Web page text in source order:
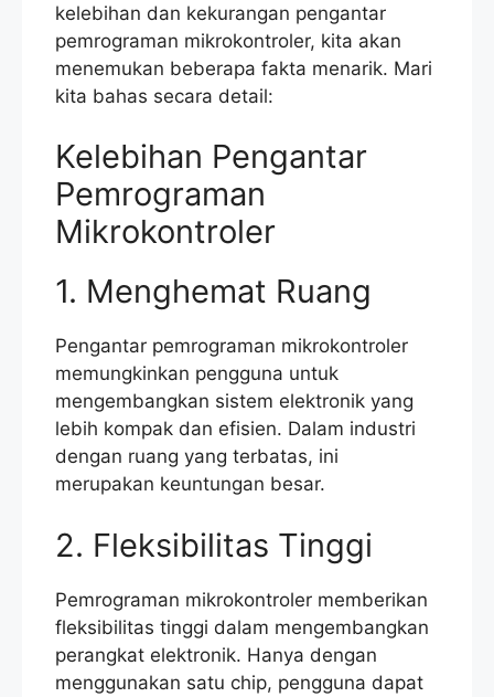
kelebihan dan kekurangan pengantar
pemrograman mikrokontroler, kita akan
menemukan beberapa fakta menarik. Mari
kita bahas secara detail:
Kelebihan Pengantar
Pemrograman
Mikrokontroler
1. Menghemat Ruang
Pengantar pemrograman mikrokontroler
memungkinkan pengguna untuk
mengembangkan sistem elektronik yang
lebih kompak dan efisien. Dalam industri
dengan ruang yang terbatas, ini
merupakan keuntungan besar.
2. Fleksibilitas Tinggi
Pemrograman mikrokontroler memberikan
fleksibilitas tinggi dalam mengembangkan
perangkat elektronik. Hanya dengan
menggunakan satu chip, pengguna dapat